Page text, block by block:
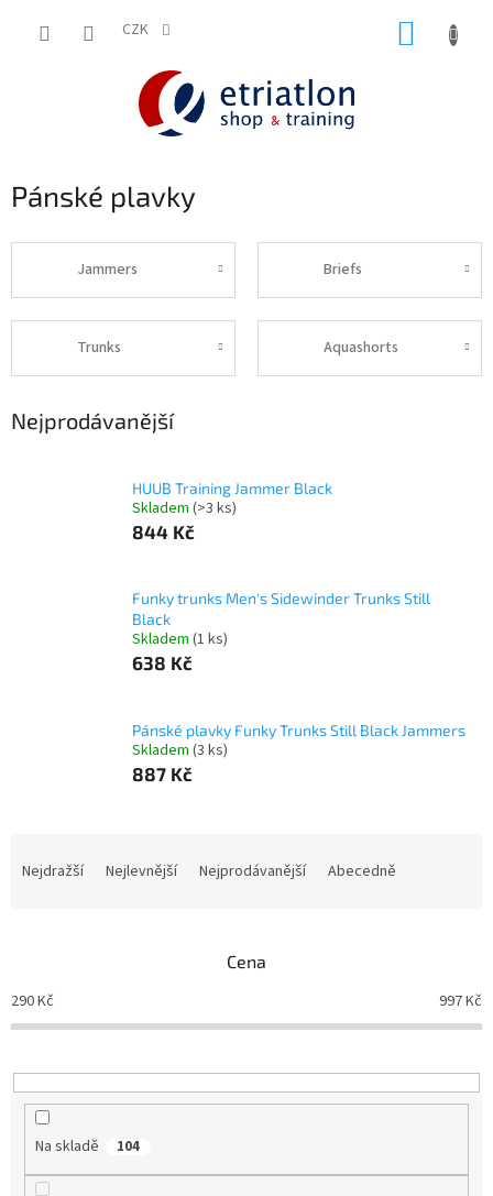
CZK
Pánské plavky
Jammers Briefs
Trunks Aquashorts
Nejprodávanější
HUUB Training Jammer Black
Skladem (>3 ks)
844 Kč
Funky trunks Men's Sidewinder Trunks Still
Black
Skladem (1 ks)
638 Kč
Pánské plavky Funky Trunks Still Black Jammers
Skladem (3 ks)
887 Kč
p
r
o
u
Nejdražší Nejlevnější Nejprodávanější Abecedně
Cena
290Kč 997Kč
Na skladě 104
shop.etriatlon.cz - Chat